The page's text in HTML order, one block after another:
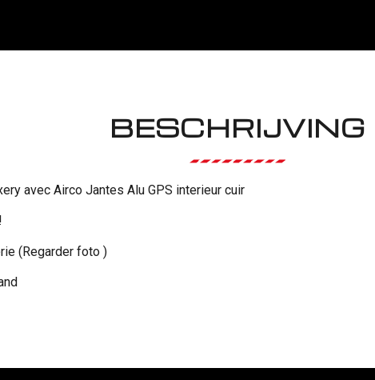
BESCHRIJVING
avec Airco Jantes Alu GPS interieur cuir
(Regarder foto )